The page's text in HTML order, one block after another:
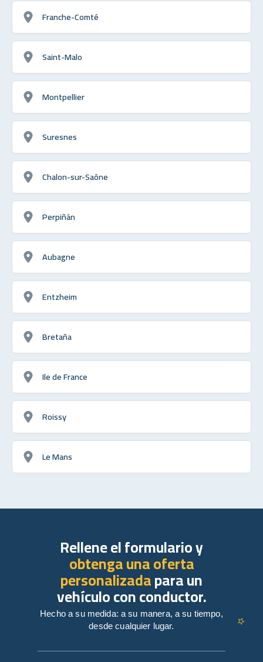
Franche-Comté
Saint-Malo
Montpellier
Suresnes
Chalon-sur-Saône
Perpiñán
Aubagne
Entzheim
Bretaña
Ile de France
Roissy
Le Mans
Rellene el formulario y
obtenga una oferta
personalizadapara un
vehículo con conductor.
Hecho a su medida: a su manera, a su tiempo,
desde cualquier lugar.